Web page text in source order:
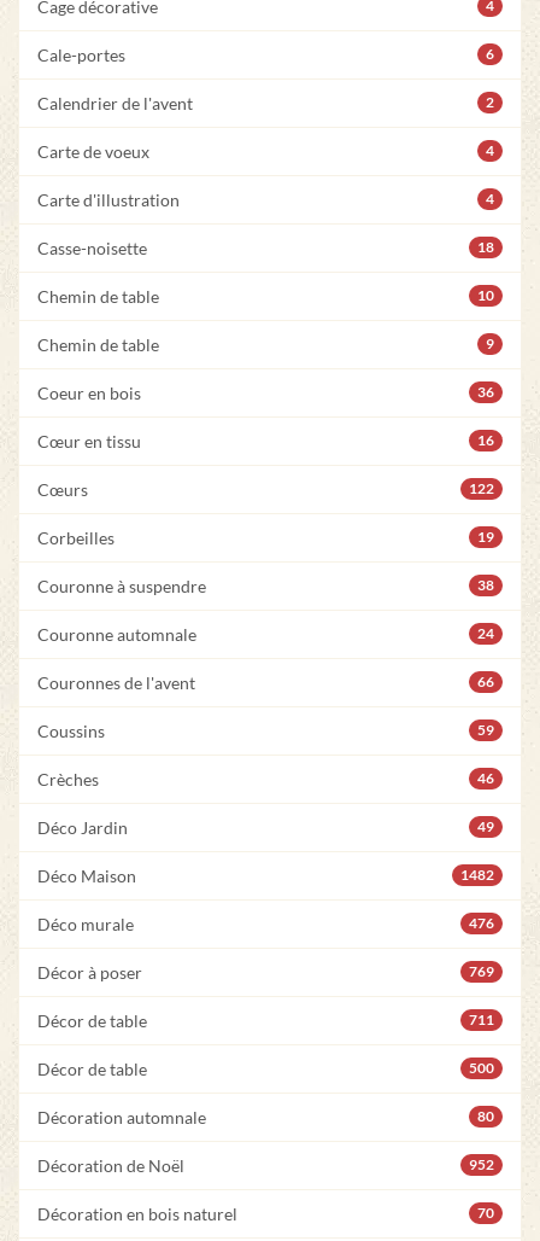
Cage décorative 4
Cale-portes 6
Calendrier de l'avent 2
Carte de voeux 4
Carte d'illustration 4
Casse-noisette 18
Chemin de table 10
Chemin de table 9
Coeur en bois 36
Cœur en tissu 16
Cœurs 122
Corbeilles 19
Couronne à suspendre 38
Couronne automnale 24
Couronnes de l'avent 66
Coussins 59
Crèches 46
Déco Jardin 49
Déco Maison 1482
Déco murale 476
Décor à poser 769
Décor de table 711
Décor de table 500
Décoration automnale 80
Décoration de Noël 952
Décoration en bois naturel 70